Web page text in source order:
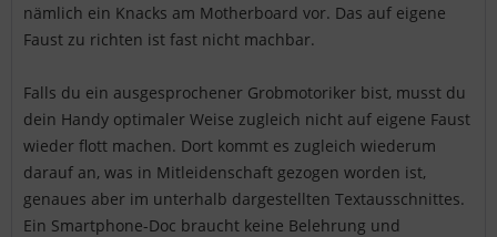
nämlich ein Knacks am Motherboard vor. Das auf eigene
Faust zu richten ist fast nicht machbar.
Falls du ein ausgesprochener Grobmotoriker bist, musst du
dein Handy optimaler Weise zugleich nicht auf eigene Faust
wieder flott machen. Dort kommt es zugleich wiederum
darauf an, was in Mitleidenschaft gezogen worden ist,
genaues aber im unterhalb dargestellten Textausschnittes.
Ein Smartphone-Doc braucht keine Belehrung und